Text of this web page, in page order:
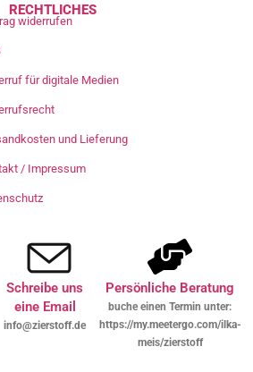
RECHTLICHES
widerrufen
für digitale Medien
und Lieferung
/ Impressum
Schreibe uns
eine Email
info@zierstoff.de
Persönliche Beratung
buche einen Termin unter:
https://my.meetergo.com/ilka-
meis/zierstoff